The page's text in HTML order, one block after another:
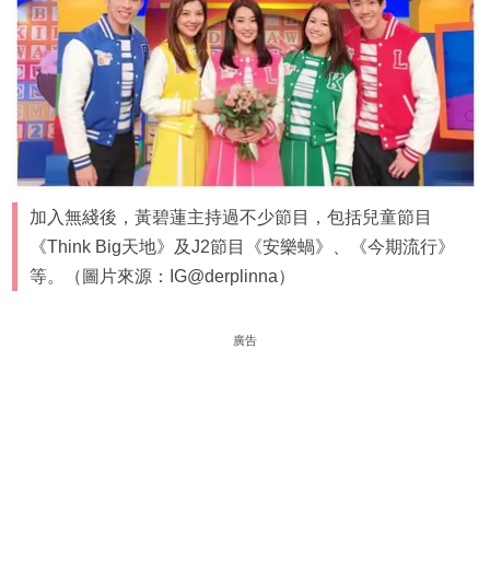
加入無綫後，黃碧蓮主持過不少節目，包括兒童節目
《Think Big天地》及J2節目《安樂蝸》、《今期流行》
等。（圖片來源：IG@derplinna）
廣告